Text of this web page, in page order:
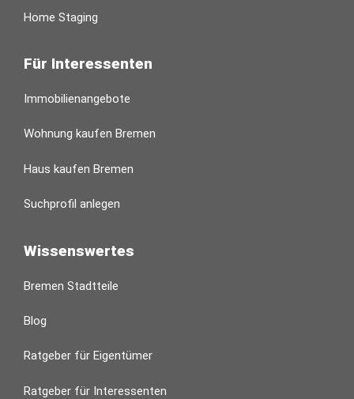
Home Staging
Für Interessenten
Immobilienangebote
Wohnung kaufen Bremen
Haus kaufen Bremen
Suchprofil anlegen
Wissenswertes
Bremen Stadtteile
Blog
Ratgeber für Eigentümer
Ratgeber für Interessenten